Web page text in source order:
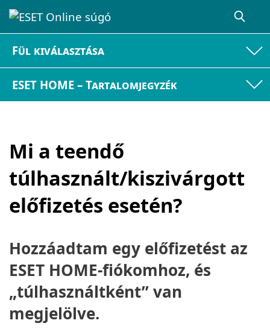
Fül kiválasztása
ESET HOME – Tartalomjegyzék
Mi a teendő
túlhasznált/kiszivárgott
előfizetés esetén?
Hozzáadtam egy előfizetést az
ESET HOME-fiókomhoz, és
„túlhasználtként” van
megjelölve.